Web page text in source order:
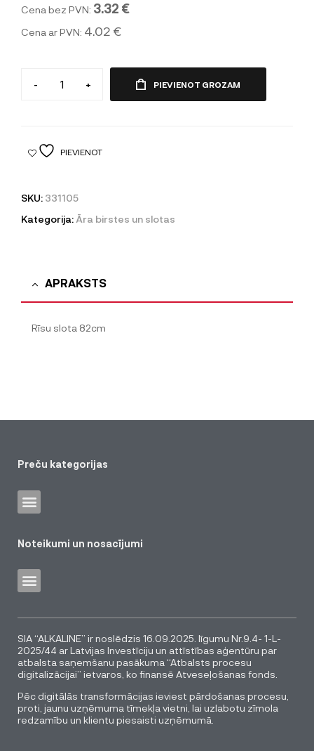
Cena bez PVN: 3.32 €
Cena ar PVN: 4.02 €
- + PIEVIENOT GROZAM
PIEVIENOT
SKU: 331105
Kategorija: Āra birstes un slotas
APRAKSTS
Rīsu slota 82cm
Preču kategorijas
Noteikumi un nosacījumi
SIA “ALKALINE” ir noslēdzis 16.09.2025. līgumu Nr.9.4- 1-L-
2025/44 ar Latvijas Investīciju un attīstības aģentūru par
atbalsta saņemšanu pasākuma “Atbalsts procesu
digitalizācijai” ietvaros, ko finansē Atveseļošanas fonds.
Pēc digitālās transformācijas ieviest pārdošanas procesu,
proti, jaunu uzņēmuma tīmekļa vietni, lai uzlabotu zīmola
redzamību un klientu piesaisti uzņēmumā.